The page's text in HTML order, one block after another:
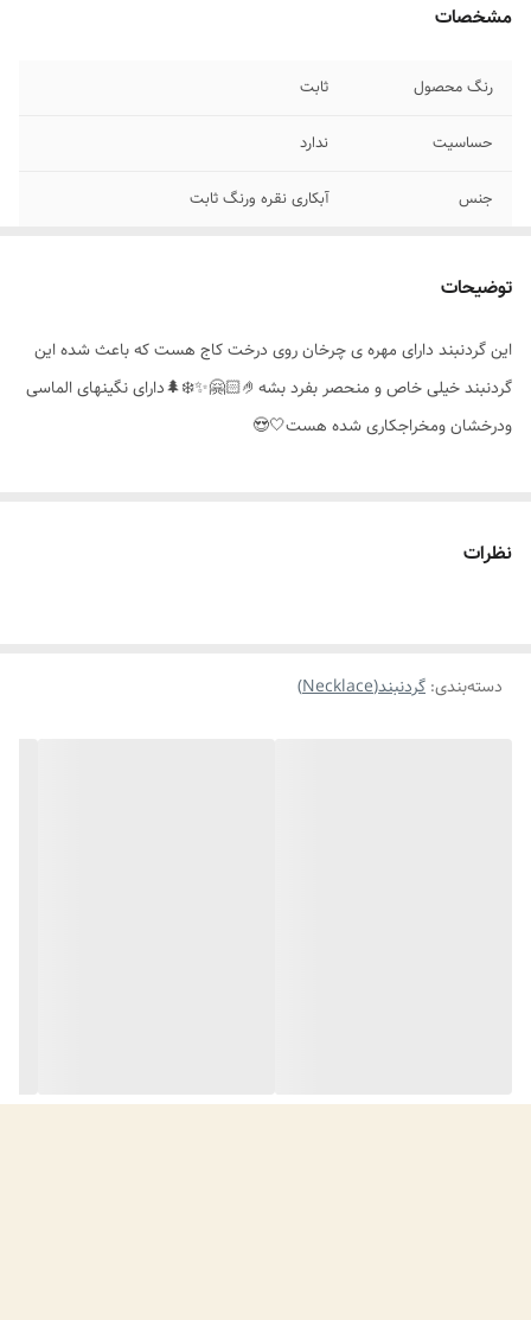
مشخصات
رنگ محصول ثابت
حساسیت ندارد
جنس آبکاری نقره ورنگ ثابت
جزئیات محصول دارای مهره ی چرخشی روی درخت
موارد استفاده مناسب هدیه دادن،عکاسی،مناسبتی ،استایل
توضیحات
این گردنبند دارای مهره ی چرخان روی درخت کاج هست که باعث شده این
گردنبند خیلی خاص و منحصر بفرد بشه🤌🏻🤗✨️❄️🌲دارای نگینهای الماسی
ودرخشان ومخراجکاری شده هست🤍😍
نظرات
دسته‌بندی: گردنبند(Necklace)